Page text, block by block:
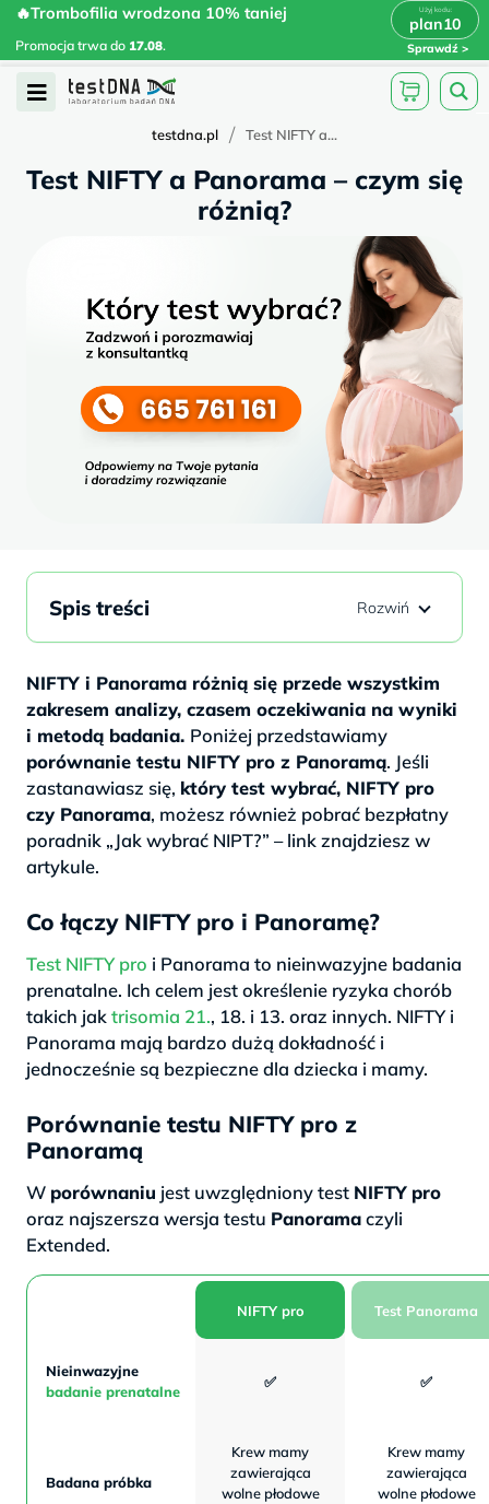
Skip
content
🔥Trombofilia wrodzona 10% taniej
Promocja trwa do 17.08.
plan10
Sprawdź
🔥Trombofilia wrodzona 10% taniej
plan10 x
Open
testdna.pl / Test NIFTY a...
Test NIFTY a Panorama – czym się
różnią?
NIFTY i Panorama różnią się przede wszystkim
zakresem analizy, czasem oczekiwania na wyniki
i metodą badania. Poniżej przedstawiamy
porównanie testu NIFTY pro z Panoramą. Jeśli
zastanawiasz się, który test wybrać, NIFTY pro
czy Panorama, możesz również pobrać bezpłatny
poradnik „Jak wybrać NIPT?” – link znajdziesz w
artykule.
Co łączy NIFTY pro i Panoramę?
Test NIFTY pro i Panorama to nieinwazyjne badania
prenatalne. Ich celem jest określenie ryzyka chorób
takich jaktrisomia 21., 18. i 13. oraz innych. NIFTY i
Panorama mają bardzo dużą dokładność i
jednocześnie są bezpieczne dla dziecka i mamy.
Porównanie testu NIFTY pro z
Panoramą
W porównaniu jest uwzględniony test NIFTY pro
oraz najszersza wersja testu Panoramaczyli
Extended.
NIFTY pro Test Panorama
Nieinwazyjne
badanie prenatalne
✅ ✅
Badana próbka
Krew mamy
zawierająca
wolne płodowe
Krew mamy
zawierająca
wolne płodowe
Spis treści